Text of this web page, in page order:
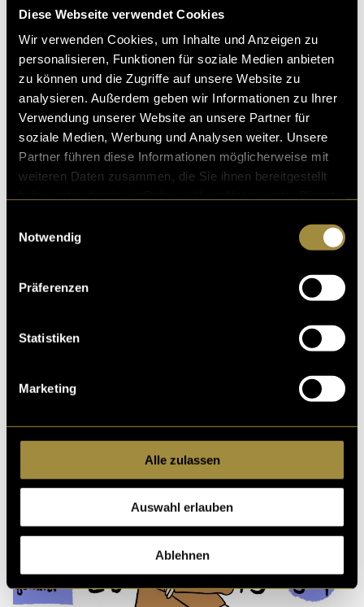
Diese Webseite verwendet Cookies
Wir verwenden Cookies, um Inhalte und Anzeigen zu
personalisieren, Funktionen für soziale Medien anbieten
zu können und die Zugriffe auf unsere Website zu
analysieren. Außerdem geben wir Informationen zu Ihrer
Verwendung unserer Website an unsere Partner für
soziale Medien, Werbung und Analysen weiter. Unsere
Partner führen diese Informationen möglicherweise mit
weiteren Daten zusammen, die Sie ihnen bereitgestellt
Notwendig
Präferenzen
Statistiken
Marketing
Alle zulassen
Auswahl erlauben
Ablehnen
dass ich diesen Stil nicht anpassen oder
genau so einsetzen möchte. Gerade beim Treibhaus
passt eine etwas frechere und eigenständigere
Bildsprache sehr gut.
Die Zusammenarbeit mit dem Treibhaus verlief sehr
angenehm. Ich hatte grosse kreative Freiheit und
bekam erst nach der finalen Umsetzung Feedback. Das
war durchwegs positiv und hat mich besonders
gefreut, da ich selbst lange unsicher war, ob das